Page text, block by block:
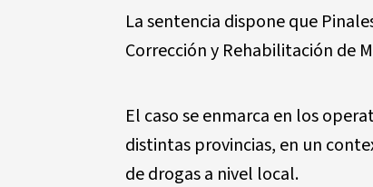
La sentencia dispone que
Corrección y Rehabilitación de
El caso se enmarca en los
distintas provincias, en un
de drogas a nivel local.